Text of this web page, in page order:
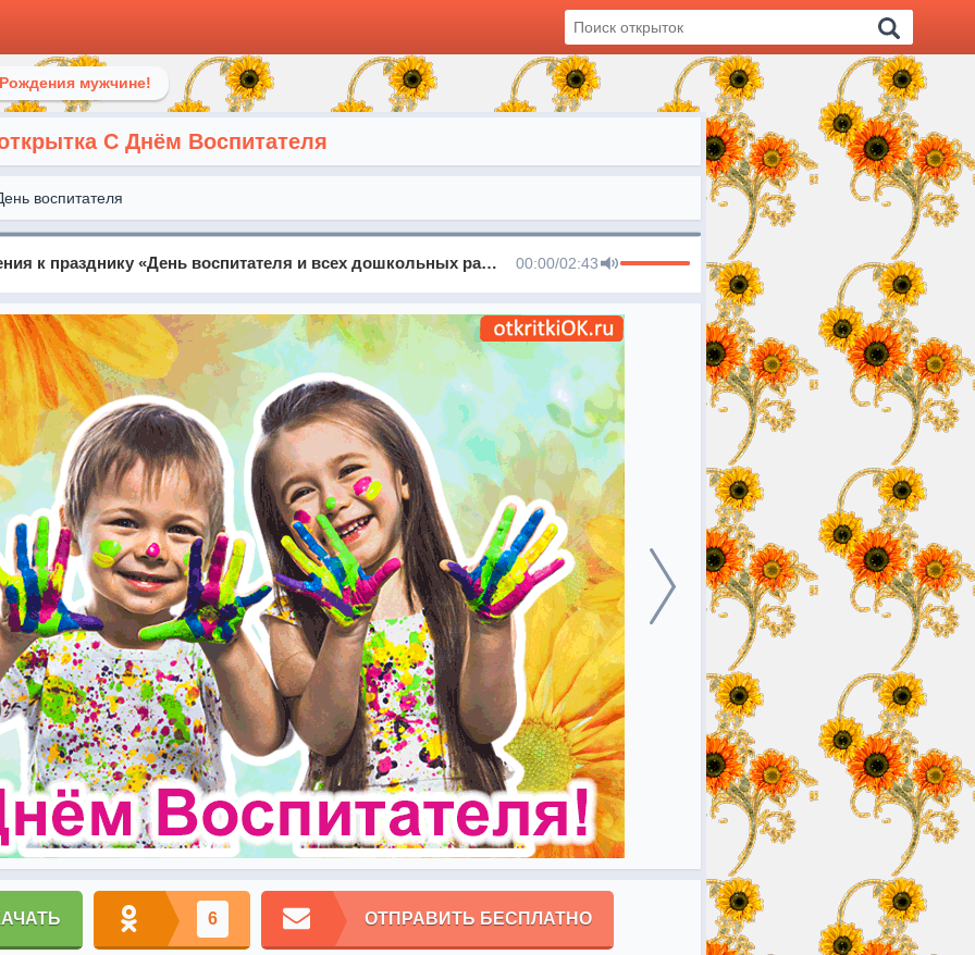
мужчине!
С Днём Воспитателя
воспитателя
Добрые поздравления к празднику «День воспитателя и всех дошкольных работников» 00:00/02:43
6 ОТПРАВИТЬ БЕСПЛАТНО